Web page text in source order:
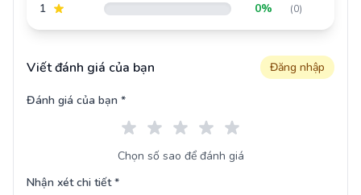
1 0% (0)
Viết đánh giá của bạn Đăng nhập
Đánh giá của bạn *
Chọn số sao để đánh giá
Nhận xét chi tiết *